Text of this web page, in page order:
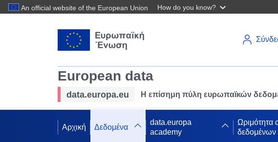
An official website of the European Union How do you know?
European data
data.europa.eu Η επίσημη πύλη ευρωπαϊκών
Αρχική Δεδομένα
data.europa
academy
Ωριμότητα
δεδομένων